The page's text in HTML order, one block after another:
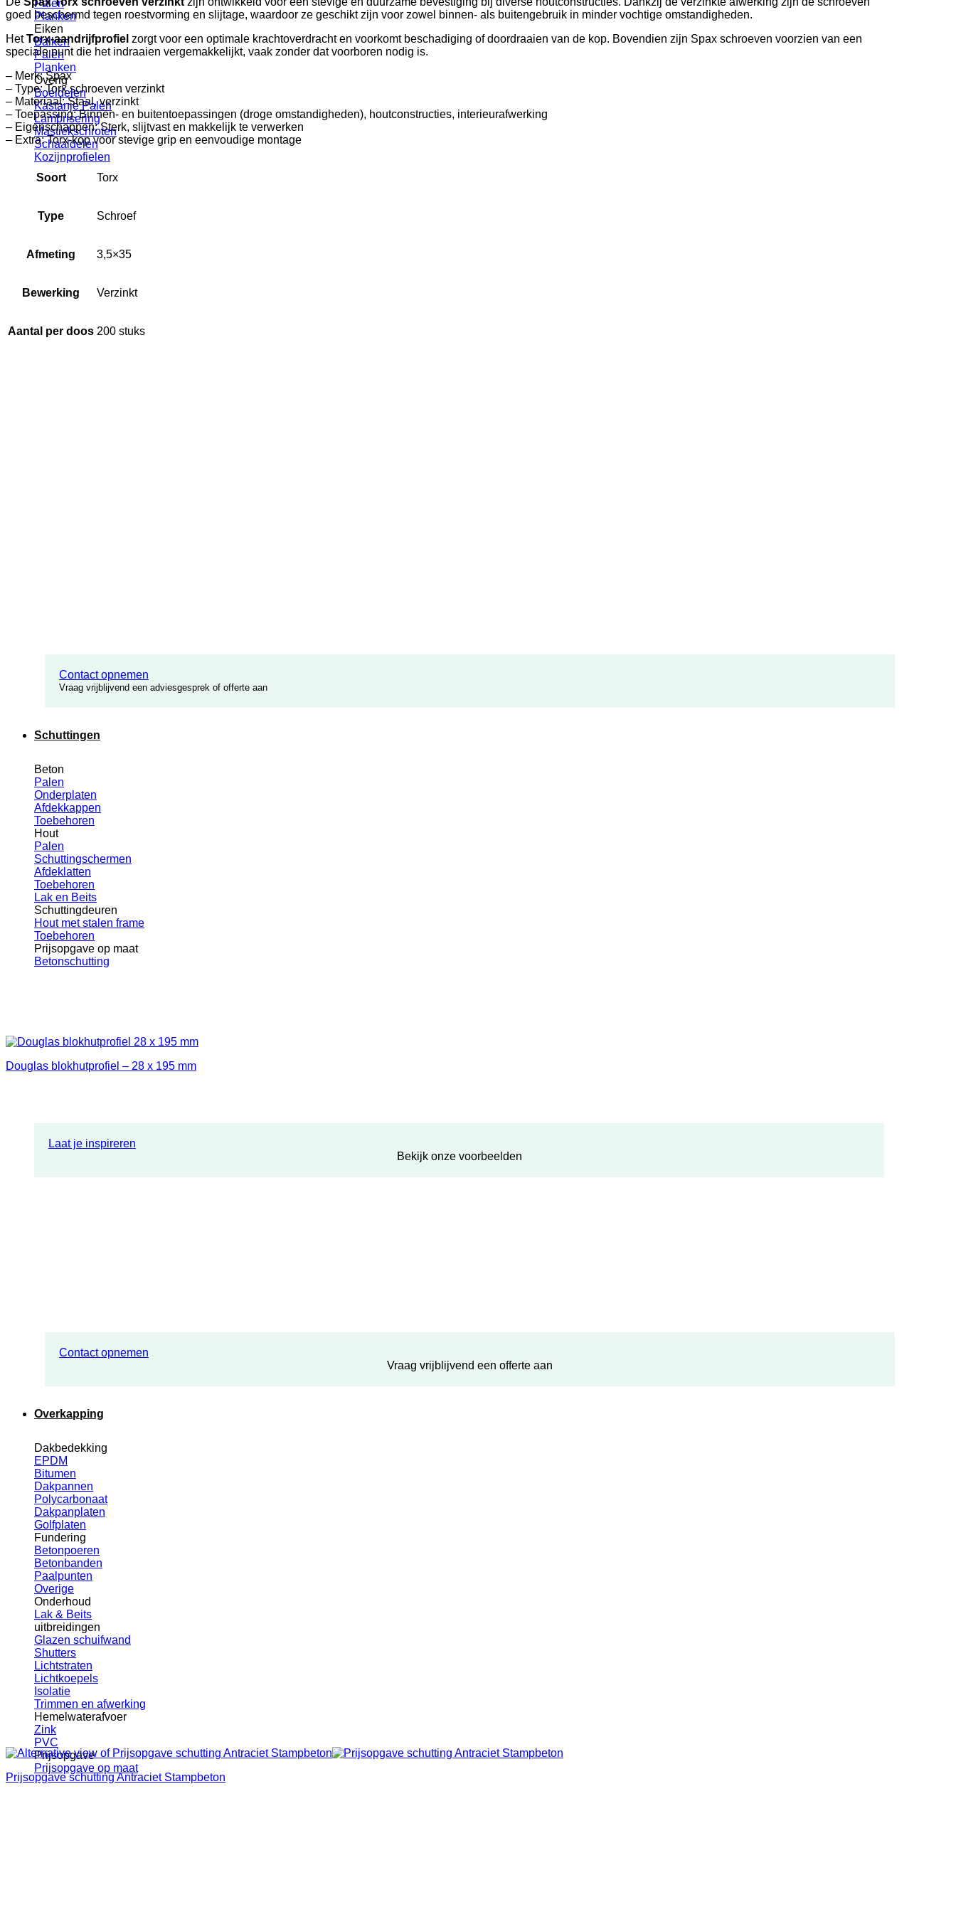
Palen
Planken
Eiken
Balken
Palen
Planken
Overig
Boeidelen
Kastanje Palen
Lambrisering
Mastiekschroten
Schaaldelen
Kozijnprofielen
Contact opnemen
Vraag vrijblijvend een adviesgesprek of offerte aan
Schuttingen
Beton
Palen
Onderplaten
Afdekkappen
Toebehoren
Hout
Palen
Schuttingschermen
Afdeklatten
Toebehoren
Lak en Beits
Schuttingdeuren
Hout met stalen frame
Toebehoren
Prijsopgave op maat
Betonschutting
Laat je inspireren
Bekijk onze voorbeelden
Contact opnemen
Vraag vrijblijvend een offerte aan
Overkapping
Dakbedekking
EPDM
Bitumen
Dakpannen
Polycarbonaat
Dakpanplaten
Golfplaten
Fundering
Betonpoeren
Betonbanden
Paalpunten
Overige
Onderhoud
Lak & Beits
uitbreidingen
Glazen schuifwand
Shutters
Lichtstraten
Lichtkoepels
Isolatie
Trimmen en afwerking
Hemelwaterafvoer
Zink
PVC
Prijsopgave
Prijsopgave op maat
goed beschermd tegen roestvorming en slijtage, waardoor ze geschikt zijn voor zowel binnen- als buitengebruik in minder vochtige omstandigheden.
HetTorx-aandrijfprofiel zorgt voor een optimale krachtoverdracht en voorkomt beschadiging of doordraaien van de kop. Bovendien zijn Spax schroeven voorzien van een
speciale punt die het indraaien vergemakkelijkt, vaak zonder dat voorboren nodig is.
– Merk: Spax
– Type: Torx schroeven verzinkt
– Materiaal: Staal, verzinkt
– Toepassing: Binnen- en buitentoepassingen (droge omstandigheden), houtconstructies, interieurafwerking
– Eigenschappen: Sterk, slijtvast en makkelijk te verwerken
– Extra: Torx-kop voor stevige grip en eenvoudige montage
Soort Torx
Type Schroef
Afmeting 3,5×35
Bewerking Verzinkt
Aantal per doos 200 stuks
Douglas blokhutprofiel – 28 x 195 mm
Prijsopgave schutting Antraciet Stampbeton